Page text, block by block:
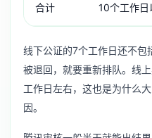
合计 10个工作日
线下公证的7个工作日还不包
被退回，就要重新排队。线
工作日左右，这也是为什么
因。